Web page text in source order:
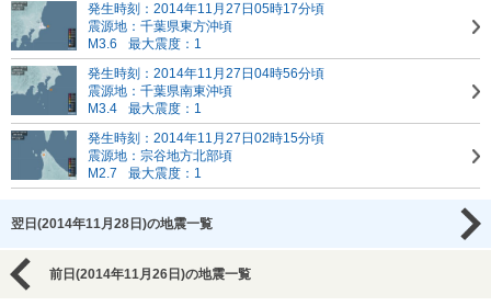
発生時刻：2014年11月27日05時17分頃
震源地：千葉県東方沖頃
M3.6
最大震度：1
発生時刻：2014年11月27日04時56分頃
震源地：千葉県南東沖頃
M3.4
最大震度：1
発生時刻：2014年11月27日02時15分頃
震源地：宗谷地方北部頃
M2.7
最大震度：1
翌日(2014年11月28日)の地震一覧
前日(2014年11月26日)の地震一覧